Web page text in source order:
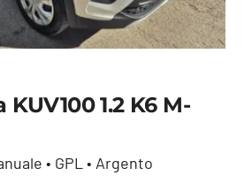
KUV100 1.2
1.2 K6 M-
• GPL • Argento